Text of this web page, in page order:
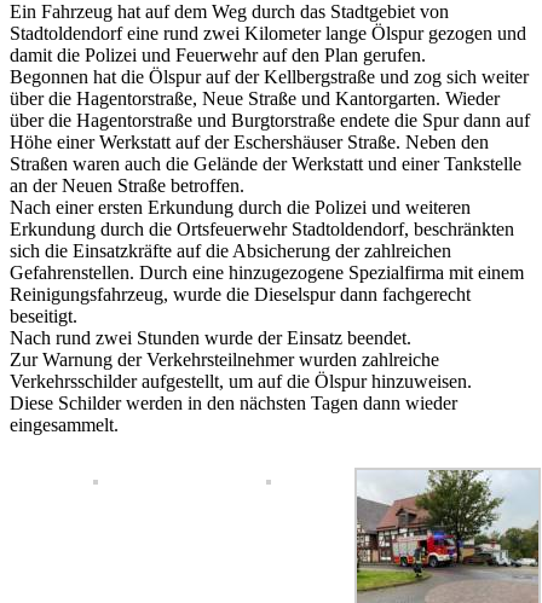
Ein Fahrzeug hat auf dem Weg durch das Stadtgebiet von
Stadtoldendorf eine rund zwei Kilometer lange Ölspur gezogen und
damit die Polizei und Feuerwehr auf den Plan gerufen.
Begonnen hat die Ölspur auf der Kellbergstraße und zog sich weiter
über die Hagentorstraße, Neue Straße und Kantorgarten. Wieder
über die Hagentorstraße und Burgtorstraße endete die Spur dann auf
Höhe einer Werkstatt auf der Eschershäuser Straße. Neben den
Straßen waren auch die Gelände der Werkstatt und einer Tankstelle
an der Neuen Straße betroffen.
Nach einer ersten Erkundung durch die Polizei und weiteren
Erkundung durch die Ortsfeuerwehr Stadtoldendorf, beschränkten
sich die Einsatzkräfte auf die Absicherung der zahlreichen
Gefahrenstellen. Durch eine hinzugezogene Spezialfirma mit einem
Reinigungsfahrzeug, wurde die Dieselspur dann fachgerecht
beseitigt.
Nach rund zwei Stunden wurde der Einsatz beendet.
Zur Warnung der Verkehrsteilnehmer wurden zahlreiche
Verkehrsschilder aufgestellt, um auf die Ölspur hinzuweisen.
Diese Schilder werden in den nächsten Tagen dann wieder
eingesammelt.